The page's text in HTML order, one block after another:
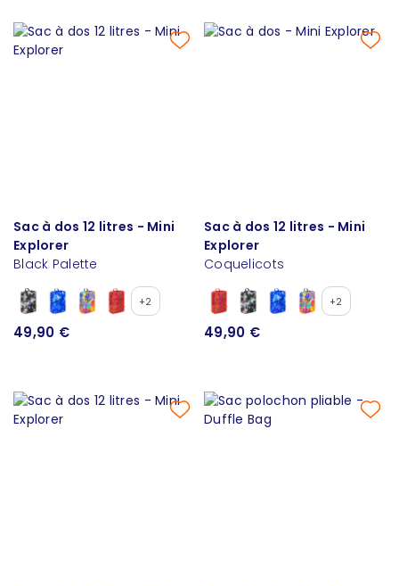
Sac à dos 12 litres - Mini
Explorer
Black Palette
+2
49,90 €
Sac à dos 12 litres - Mini
Explorer
Coquelicots
+2
49,90 €